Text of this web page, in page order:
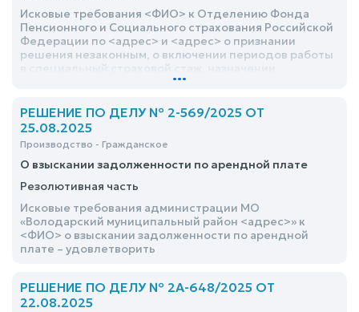
Исковые требования <ФИО> к Отделению Фонда
Пенсионного и Социального страхования Российской
Федерации по <адрес> и <адрес> о признании
решения незаконным, о включении периодов работы
досрочной пенсии по старости, удовлетворить
...
РЕШЕНИЕ ПО ДЕЛУ № 2-569/2025 ОТ
25.08.2025
Производство - Гражданское
О взыскании задолженности по арендной плате
Резолютивная часть
Исковые требования администрации МО
«Володарский муниципальный район <адрес>» к
<ФИО> о взыскании задолженности по арендной
плате – удовлетворить
РЕШЕНИЕ ПО ДЕЛУ № 2А-648/2025 ОТ
22.08.2025